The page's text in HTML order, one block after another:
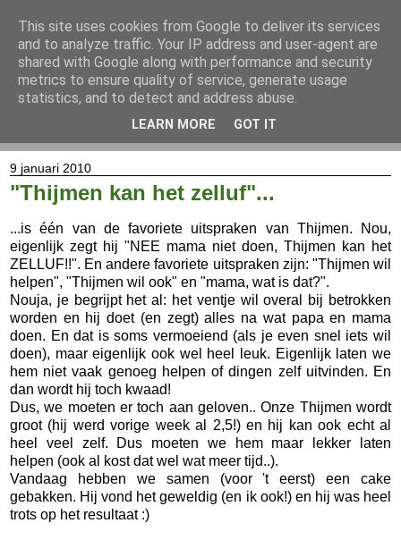
9 januari 2010
"Thijmen kan het zelluf"...
...is één van de favoriete uitspraken van Thijmen. Nou,
eigenlijk zegt hij "NEE mama niet doen, Thijmen kan het
ZELLUF!!". En andere favoriete uitspraken zijn: "Thijmen wil
helpen", "Thijmen wil ook" en "mama, wat is dat?".
Nouja, je begrijpt het al: het ventje wil overal bij betrokken
worden en hij doet (en zegt) alles na wat papa en mama
doen. En dat is soms vermoeiend (als je even snel iets wil
doen), maar eigenlijk ook wel heel leuk. Eigenlijk laten we
hem niet vaak genoeg helpen of dingen zelf uitvinden. En
dan wordt hij toch kwaad!
Dus, we moeten er toch aan geloven.. Onze Thijmen wordt
groot (hij werd vorige week al 2,5!) en hij kan ook echt al
heel veel zelf. Dus moeten we hem maar lekker laten
helpen (ook al kost dat wel wat meer tijd..).
Vandaag hebben we samen (voor 't eerst) een cake
gebakken. Hij vond het geweldig (en ik ook!) en hij was heel
trots op het resultaat :)
This site uses cookies from Google to deliver its services
and to analyze traffic. Your IP address and user-agent are
shared with Google along with performance and security
metrics to ensure quality of service, generate usage
statistics, and to detect and address abuse.
LEARN MORE GOT IT